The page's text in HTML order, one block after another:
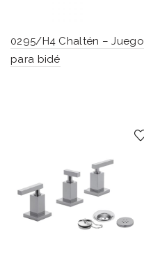
0295/H4 Chaltén – Juego
para bidé